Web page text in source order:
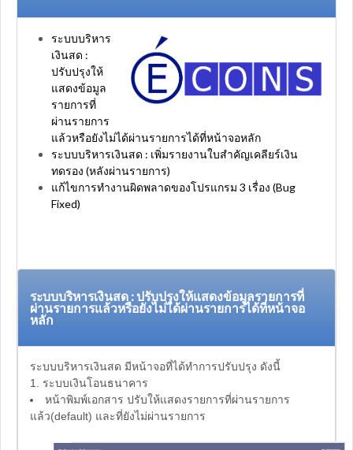
ระบบบริหาร
เงินสด :
ปรับปรุงให้
แสดงข้อมูล
รายการที่
ผ่านรายการ
แล้วหรือยังไม่ได้ผ่านรายการได้ที่หน้าจอหลัก
ระบบบริหารเงินสด : เพิ่มรายงานใบสำคัญเคลียร์เงิน
ทดรอง (หลังผ่านรายการ)
แก้ไขการทำงานผิดพลาดของโปรแกรม 3 เรื่อง (Bug
Fixed)
ระบบบริหารเงินสด : ปรับปรุงให้แสดงข้อมูลรายการที่
ผ่านรายการแล้วหรือยังไม่ได้ผ่านรายการได้ที่หน้าจอ
หลัก
ระบบบริหารเงินสด มีหน้าจอที่ได้ทำการปรับปรุง ดังนี้
1. ระบบเงินโอนธนาคาร
หน้าพิมพ์เอกสาร ปรับให้แสดงรายการที่ผ่านรายการ
แล้ว(default) และที่ยังไม่ผ่านรายการ